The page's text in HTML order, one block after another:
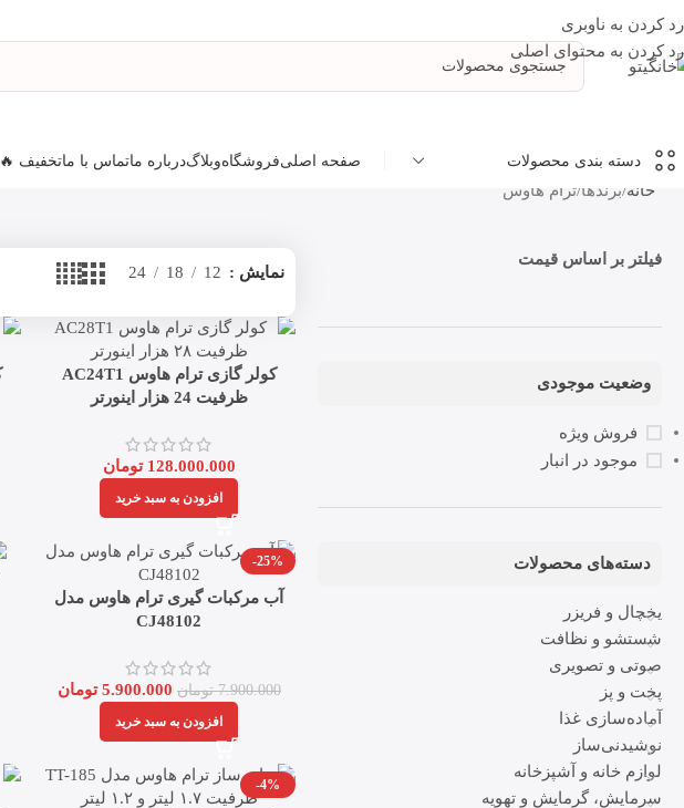
رد کردن به ناوبری
رد کردن به محتوای اصلی
دسته بندی محصولات صفحه اصلیفروشگاهوبلاگدرباره ماتماس با ماتخفیف 🔥
خانه برندها ترام هاوس
فیلتر بر اساس قیمت
وضعیت موجودی
فروش ویژه
موجود در انبار
دسته‌های محصولات
یخچال و فریزر
شستشو و نظافت
صوتی و تصویری
پخت و پز
آماده‌سازی غذا
نوشیدنی‌ساز
لوازم خانه و آشپزخانه
سرمایش، گرمایش و تهویه
نمایش 12
18
24
کولر گازی ترام هاوس AC24T1
ظرفیت 24 هزار اینورتر
128.000.000 تومان
افزودن به سبد خرید
-25%
آب مرکبات گیری ترام هاوس مدل
CJ48102
7.900.000 تومان 5.900.000 تومان
افزودن به سبد خرید
-4%